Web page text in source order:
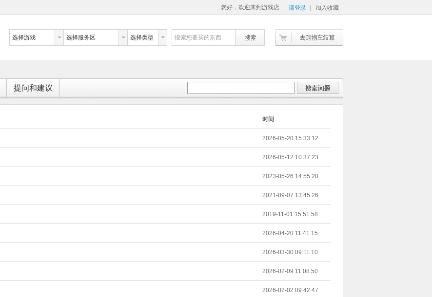
您好，欢迎来到游戏店 请登录 加入收藏
选择游戏 选择服务区 选择类型 搜索您要买的东西
提问和建议
时间
2026-05-20 15:33:12
2026-05-12 10:37:23
2023-05-26 14:55:20
2021-09-07 13:45:26
2019-11-01 15:51:58
2026-04-20 11:41:15
2026-03-30 09:11:10
2026-02-09 11:08:50
2026-02-02 09:42:47